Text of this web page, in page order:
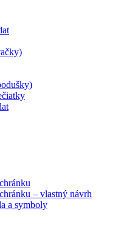
– vlastný návrh
a symboly